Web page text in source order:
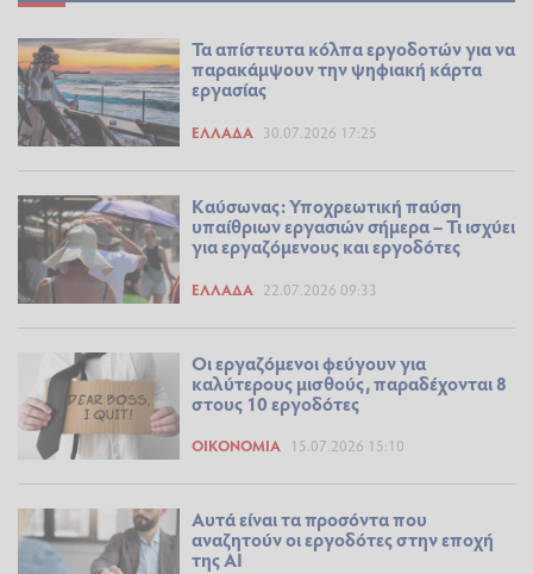
Τα απίστευτα κόλπα εργοδοτών για να
παρακάμψουν την ψηφιακή κάρτα
εργασίας
ΕΛΛΆΔΑ 30.07.2026 17:25
Καύσωνας: Υποχρεωτική παύση
υπαίθριων εργασιών σήμερα – Τι ισχύει
για εργαζόμενους και εργοδότες
ΕΛΛΆΔΑ 22.07.2026 09:33
Οι εργαζόμενοι φεύγουν για
καλύτερους μισθούς, παραδέχονται 8
στους 10 εργοδότες
ΟΙΚΟΝΟΜΊΑ 15.07.2026 15:10
Αυτά είναι τα προσόντα που
αναζητούν οι εργοδότες στην εποχή
της ΑΙ